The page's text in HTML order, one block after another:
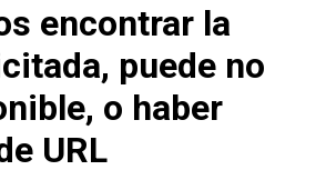
encontrar la
puede no
o haber
URL